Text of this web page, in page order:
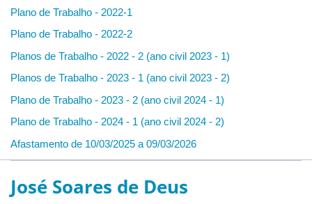
Plano de Trabalho - 2022-1
Plano de Trabalho - 2022-2
Planos de Trabalho - 2022 - 2 (ano civil 2023 - 1)
Planos de Trabalho - 2023 - 1 (ano civil 2023 - 2)
Plano de Trabalho - 2023 - 2 (ano civil 2024 - 1)
Plano de Trabalho - 2024 - 1 (ano civil 2024 - 2)
Afastamento de 10/03/2025 a 09/03/2026
José Soares de Deus